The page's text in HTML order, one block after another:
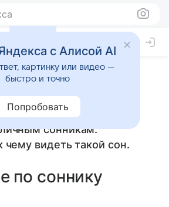
Корсет
сна женщине или
сонникам.
чему видеть такой сон.
по соннику
с Алисой AI
картинку или видео —
быстро и точно
Попробовать